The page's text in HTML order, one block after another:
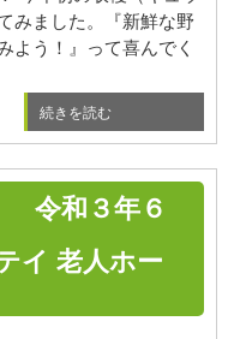
みました。『新鮮な野
よう！』って喜んでく
続きを読む
令和３年６
イ 老人ホー